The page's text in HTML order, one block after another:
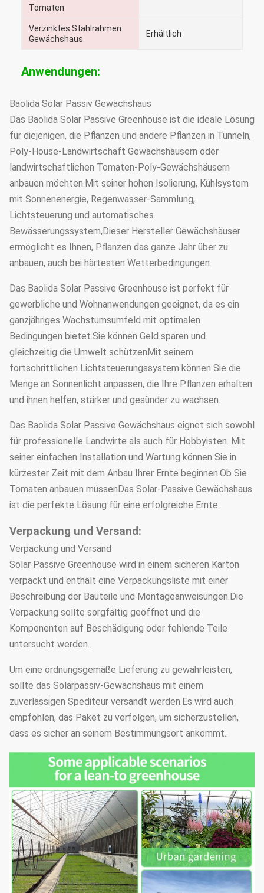
Tomaten
Verzinktes Stahlrahmen
Gewächshaus
Erhältlich
Anwendungen:
Baolida Solar Passiv Gewächshaus
Das Baolida Solar Passive Greenhouse ist die ideale Lösung
für diejenigen, die Pflanzen und andere Pflanzen in Tunneln,
Poly-House-Landwirtschaft Gewächshäusern oder
landwirtschaftlichen Tomaten-Poly-Gewächshäusern
anbauen möchten.Mit seiner hohen Isolierung, Kühlsystem
mit Sonnenenergie, Regenwasser-Sammlung,
Lichtsteuerung und automatisches
Bewässerungssystem,Dieser Hersteller Gewächshäuser
ermöglicht es Ihnen, Pflanzen das ganze Jahr über zu
anbauen, auch bei härtesten Wetterbedingungen.
Das Baolida Solar Passive Greenhouse ist perfekt für
gewerbliche und Wohnanwendungen geeignet, da es ein
ganzjähriges Wachstumsumfeld mit optimalen
Bedingungen bietet.Sie können Geld sparen und
gleichzeitig die Umwelt schützenMit seinem
fortschrittlichen Lichtsteuerungssystem können Sie die
Menge an Sonnenlicht anpassen, die Ihre Pflanzen erhalten
und ihnen helfen, stärker und gesünder zu wachsen.
Das Baolida Solar Passive Gewächshaus eignet sich sowohl
für professionelle Landwirte als auch für Hobbyisten. Mit
seiner einfachen Installation und Wartung können Sie in
kürzester Zeit mit dem Anbau Ihrer Ernte beginnen.Ob Sie
Tomaten anbauen müssenDas Solar-Passive Gewächshaus
ist die perfekte Lösung für eine erfolgreiche Ernte.
Verpackung und Versand:
Verpackung und Versand
Solar Passive Greenhouse wird in einem sicheren Karton
verpackt und enthält eine Verpackungsliste mit einer
Beschreibung der Bauteile und Montageanweisungen.Die
Verpackung sollte sorgfältig geöffnet und die
Komponenten auf Beschädigung oder fehlende Teile
untersucht werden..
Um eine ordnungsgemäße Lieferung zu gewährleisten,
sollte das Solarpassiv-Gewächshaus mit einem
zuverlässigen Spediteur versandt werden.Es wird auch
empfohlen, das Paket zu verfolgen, um sicherzustellen,
dass es sicher an seinem Bestimmungsort ankommt..